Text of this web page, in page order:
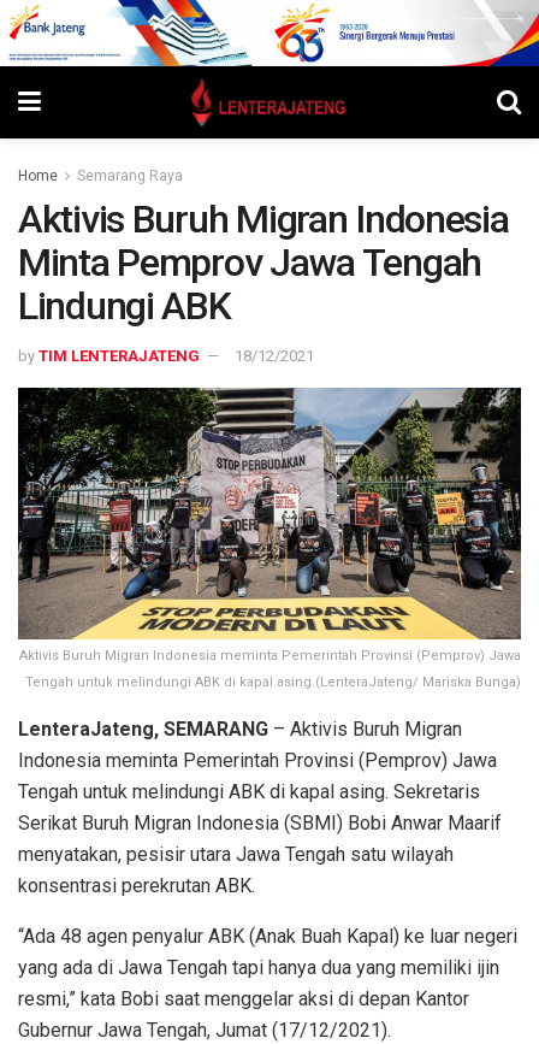
Home Semarang Raya
Aktivis Buruh Migran Indonesia
Minta Pemprov Jawa Tengah
Lindungi ABK
by TIM LENTERAJATENG 18/12/2021
Aktivis Buruh Migran Indonesia meminta Pemerintah Provinsi (Pemprov) Jawa
Tengah untuk melindungi ABK di kapal asing.(LenteraJateng/ Mariska Bunga)
LenteraJateng, SEMARANG – Aktivis Buruh Migran
Indonesia meminta Pemerintah Provinsi (Pemprov) Jawa
Tengah untuk melindungi ABK di kapal asing. Sekretaris
Serikat Buruh Migran Indonesia (SBMI) Bobi Anwar Maarif
menyatakan, pesisir utara Jawa Tengah satu wilayah
konsentrasi perekrutan ABK.
“Ada 48 agen penyalur ABK (Anak Buah Kapal) ke luar negeri
yang ada di Jawa Tengah tapi hanya dua yang memiliki ijin
resmi,” kata Bobi saat menggelar aksi di depan Kantor
Gubernur Jawa Tengah, Jumat (17/12/2021).